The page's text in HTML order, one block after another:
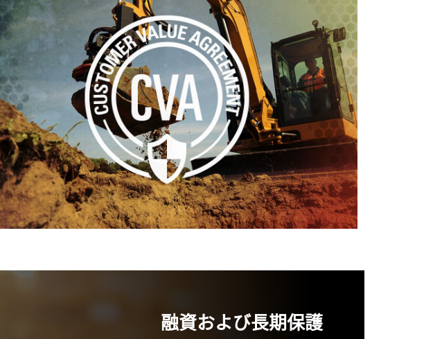
融資および長期保護